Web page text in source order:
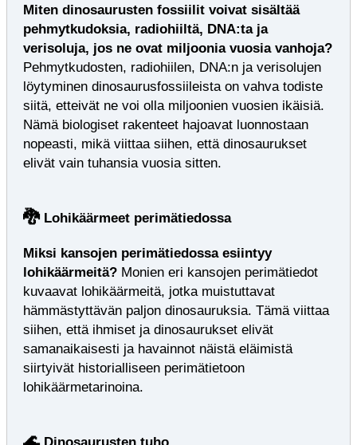
Miten dinosaurusten fossiilit voivat sisältää
pehmytkudoksia, radiohiiltä, DNA:ta ja
verisoluja, jos ne ovat miljoonia vuosia vanhoja?
Pehmytkudosten, radiohiilen, DNA:n ja verisolujen
löytyminen dinosaurusfossiileista on vahva todiste
siitä, etteivät ne voi olla miljoonien vuosien ikäisiä.
Nämä biologiset rakenteet hajoavat luonnostaan
nopeasti, mikä viittaa siihen, että dinosaurukset
elivät vain tuhansia vuosia sitten.
🐉 Lohikäärmeet perimätiedossa
Miksi kansojen perimätiedossa esiintyy
lohikäärmeitä? Monien eri kansojen perimätiedot
kuvaavat lohikäärmeitä, jotka muistuttavat
hämmästyttävän paljon dinosauruksia. Tämä viittaa
siihen, että ihmiset ja dinosaurukset elivät
samanaikaisesti ja havainnot näistä eläimistä
siirtyivät historialliseen perimätietoon
lohikäärmetarinoina.
🌊